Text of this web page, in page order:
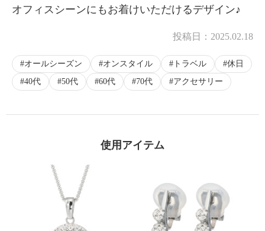
オフィスシーンにもお着けいただけるデザイン♪
投稿日： 2025.02.18
オールシーズン オンスタイル トラベル
休日
40代
50代 60代 70代 アクセサリー
使用アイテム